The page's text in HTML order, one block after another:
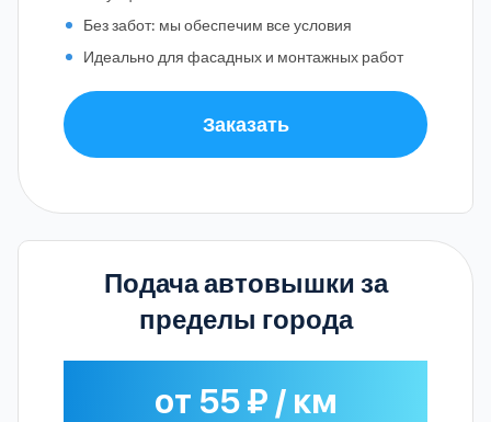
Без забот: мы обеспечим все условия
Идеально для фасадных и монтажных работ
Заказать
Подача автовышки за
пределы города
от 55 ₽ / км